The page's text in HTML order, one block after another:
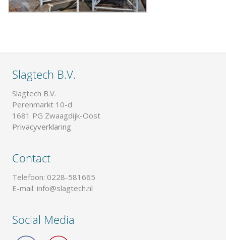
Slagtech B.V.
Slagtech B.V.
Perenmarkt 10-d
1681 PG Zwaagdijk-Oost
Privacyverklaring
Contact
Telefoon: 0228-581665
E-mail: info@slagtech.nl
Social Media